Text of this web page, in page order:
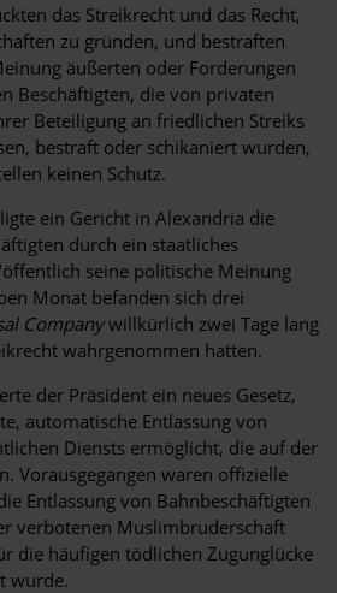
das Streikrecht und das Recht,
zu gründen, und bestraften
äußerten oder Forderungen
Beschäftigten, die von privaten
Beteiligung an friedlichen Streiks
bestraft oder schikaniert wurden,
keinen Schutz.
ein Gericht in Alexandria die
durch ein staatliches
seine politische Meinung
Monat befanden sich drei
Companywillkürlich zwei Tage lang
wahrgenommen hatten.
der Präsident ein neues Gesetz,
automatische Entlassung von
Diensts ermöglicht, die auf der
Vorausgegangen waren offizielle
Entlassung von Bahnbeschäftigten
verbotenen Muslimbruderschaft
die häufigen tödlichen Zugunglücke
wurde.